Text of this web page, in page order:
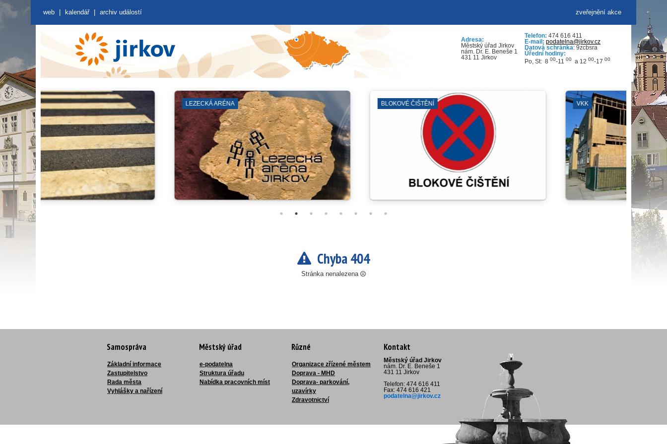
zveřejnění akce
web kalendář archiv událostí
Adresa:
Městský úřad Jirkov
nám. Dr. E. Beneše 1
431 11 Jirkov
Telefon: 474 616 411
E-mail: podatelna@jirkov.cz
Datová schránka: 9zcbsra
Úřední hodiny:
Po, St: 8 00-11 00 a 12 00-17 00
BLOKOVÉ ČIŠTĚNÍ VKK VENKOVNÍ PROSTRANSTVÍ OTEVŘENÁ
Chyba 404
Stránka nenalezena
Samospráva
Základní informace
Zastupitelstvo
Rada města
Vyhlášky a nařízení
Městský úřad
e-podatelna
Struktura úřadu
Nabídka pracovních míst
Různé
Organizace zřízené městem
Doprava - MHD
Doprava- parkování,
uzavírky
Zdravotnictví
Kontakt
Městský úřad Jirkov
nám. Dr. E. Beneše 1
431 11 Jirkov
Telefon: 474 616 411
Fax: 474 616 421
podatelna@jirkov.cz